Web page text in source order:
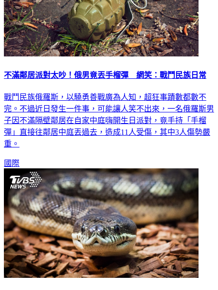
不滿鄰居派對太吵！俄男竟丟手榴彈 網笑：戰鬥民族日常
戰鬥民族俄羅斯，以驍勇善戰廣為人知，超狂事蹟數都數不
完。不過近日發生一件事，可能讓人笑不出來，一名俄羅斯男
子因不滿隔壁鄰居在自家中庭嗨開生日派對，竟手持「手榴
彈」直接往鄰居中庭丟過去，造成11人受傷，其中3人傷勢嚴
重。
國際